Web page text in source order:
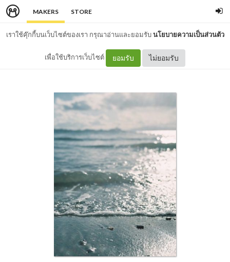
MAKERS STORE
เราใช้คุ๊กกี้บนเว็บไซต์ของเรา กรุณาอ่านและยอมรับนโยบายความเป็นส่วนตัว
เพื่อใช้บริการเว็บไซต์ ยอมรับ ไม่ยอมรับ